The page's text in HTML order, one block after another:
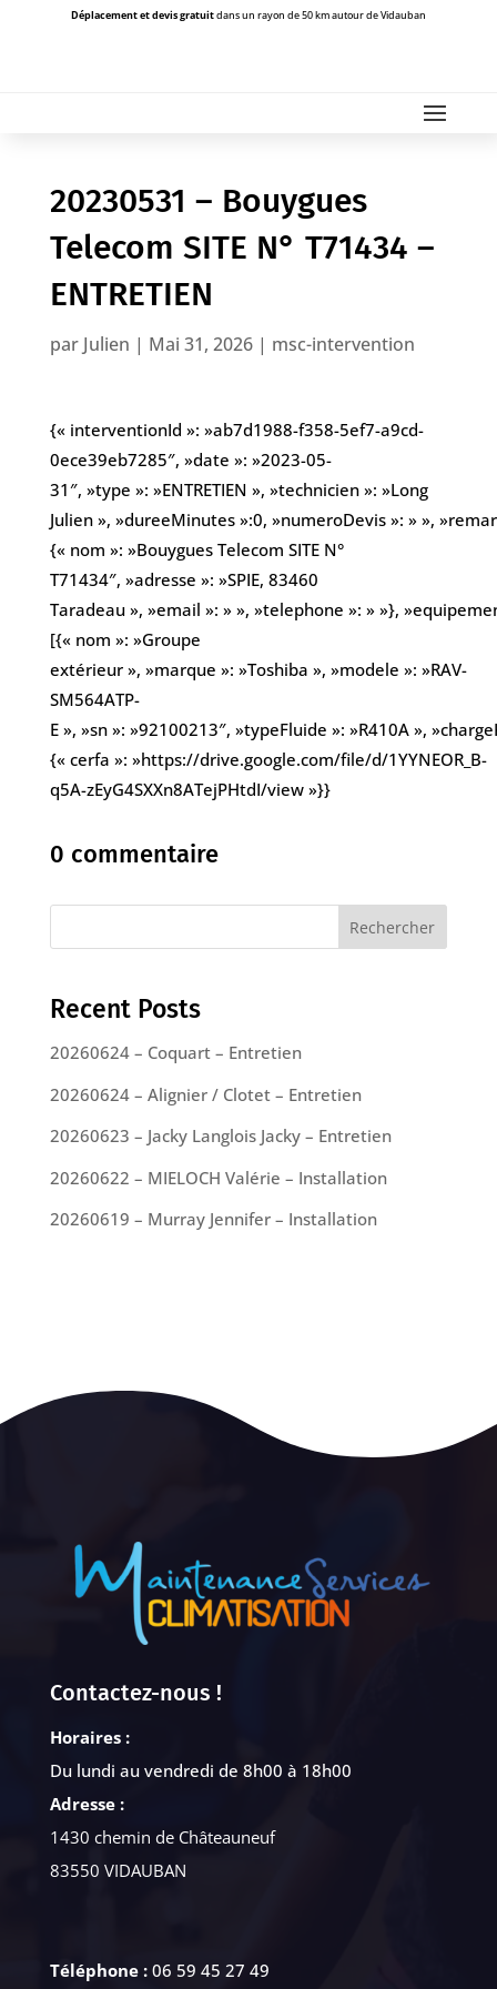
Déplacement et devis gratuitdans un rayon de 50 km autour de Vidauban
20230531 – Bouygues
Telecom SITE N° T71434 –
ENTRETIEN
par Julien | Mai 31, 2026| msc-intervention
{« interventionId »: »ab7d1988-f358-5ef7-a9cd-
0ece39eb7285″, »date »: »2023-05-
31″, »type »: »ENTRETIEN », »technicien »: »Long
Julien », »dureeMinutes »:0, »numeroDevis »: » »,
{« nom »: »Bouygues Telecom SITE N°
T71434″, »adresse »: »SPIE, 83460
Taradeau », »email »: » », »telephone »: » »},
[{« nom »: »Groupe
extérieur », »marque »: »Toshiba », »modele »: »RAV-
SM564ATP-
E », »sn »: »92100213″, »typeFluide »: »R410A »,
{« cerfa »: »https://drive.google.com/file/d/1YYNEOR_B-
q5A-zEyG4SXXn8ATejPHtdI/view »}}
0 commentaire
Rechercher
Recent Posts
20260624 – Coquart – Entretien
20260624 – Alignier / Clotet – Entretien
20260623 – Jacky Langlois Jacky – Entretien
20260622 – MIELOCH Valérie – Installation
20260619 – Murray Jennifer – Installation
Contactez-nous !
Horaires :
Du lundi au vendredi de 8h00 à 18h00
Adresse :
1430 chemin de Châteauneuf
83550 VIDAUBAN
Téléphone : 06 59 45 27 49